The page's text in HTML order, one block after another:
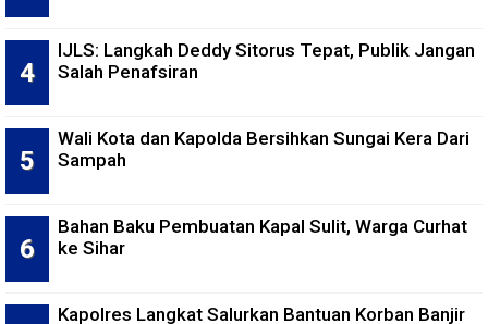
IJLS: Langkah Deddy Sitorus Tepat, Publik Jangan
Salah Penafsiran
Wali Kota dan Kapolda Bersihkan Sungai Kera Dari
Sampah
Bahan Baku Pembuatan Kapal Sulit, Warga Curhat
ke Sihar
Kapolres Langkat Salurkan Bantuan Korban Banjir